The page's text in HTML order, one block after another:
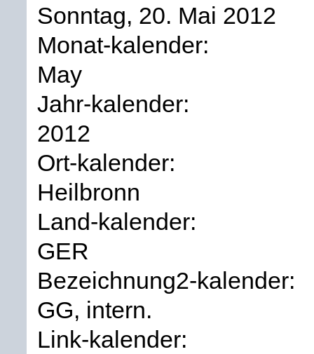
Sonntag, 20. Mai 2012
Monat-kalender:
May
Jahr-kalender:
2012
Ort-kalender:
Heilbronn
Land-kalender:
GER
Bezeichnung2-kalender:
GG, intern.
Link-kalender: